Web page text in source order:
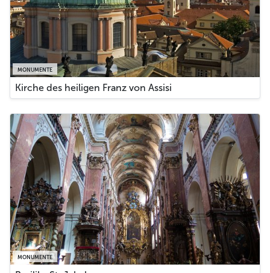
MONUMENTE
Kirche des heiligen Franz von Assisi
MONUMENTE